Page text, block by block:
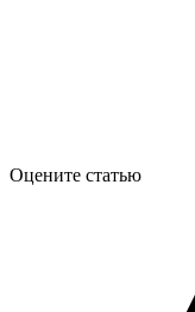
Оцените статью